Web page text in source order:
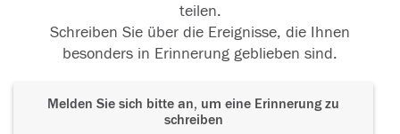
teilen.
Schreiben Sie über die Ereignisse, die Ihnen
besonders in Erinnerung geblieben sind.
Melden Sie sich bitte an, um eine Erinnerung zu
schreiben